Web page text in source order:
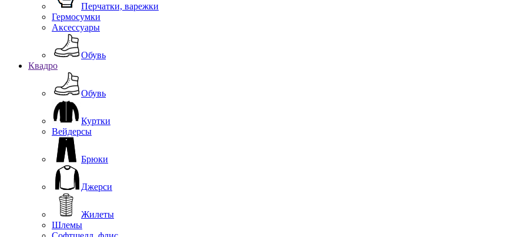
Перчатки, варежки
Гермосумки
Аксессуары
Обувь
Квадро
Обувь
Куртки
Вейдерсы
Брюки
Джерси
Жилеты
Шлемы